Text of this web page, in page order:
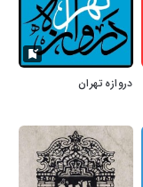
دروازه تهران